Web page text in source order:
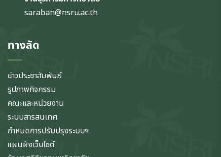
saraban@nsru.ac.th
ทางลัด
ข่าวประชาสัมพันธ์
รูปภาพกิจกรรม
คณะและหน่วยงาน
ระบบสารสนเทศ
กำหนดการปรับปรุงระบบฯ
แผนผังเว็บไซต์